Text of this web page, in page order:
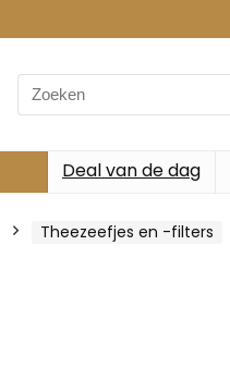
Search
for:
Deal van de dag
Theezeefjes en -filters